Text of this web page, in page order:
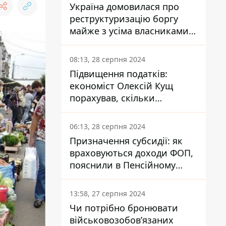
Україна домовилася про
реструктуризацію боргу
майже з усіма власниками
єврооблігацій: що це
означає для країни
08:13, 28 серпня 2024
Підвищення податків:
економіст Олексій Кущ
порахував, скільки
заплатить кожен українець
06:13, 28 серпня 2024
Призначення субсидії: як
враховуються доходи ФОП,
пояснили в Пенсійному
фонді
13:58, 27 серпня 2024
Чи потрібно бронювати
військовозобов’язаних